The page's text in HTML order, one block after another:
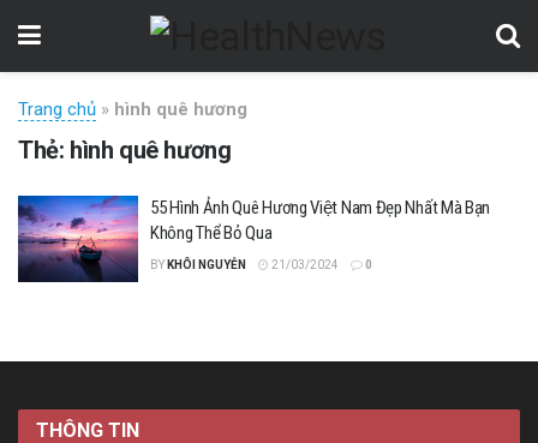
Trang chủ » hình quê hương
Thẻ: hình quê hương
55 Hình Ảnh Quê Hương Việt Nam Đẹp Nhất Mà Bạn
Không Thể Bỏ Qua
BY KHÔI NGUYỄN 21/03/2024 0
THÔNG TIN